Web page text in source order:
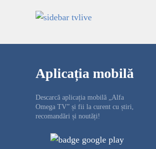
Aplicația mobilă
Descarcă aplicația mobilă „Alfa
Omega TV” și fii la curent cu știri,
recomandări și noutăți!